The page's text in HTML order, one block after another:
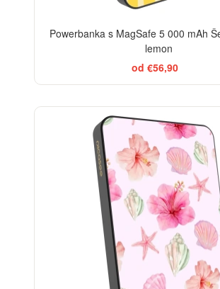
Powerbanka s MagSafe 5 000 mAh
lemon
od €56,90